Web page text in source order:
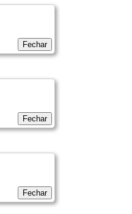
Fechar
Fechar
Fechar